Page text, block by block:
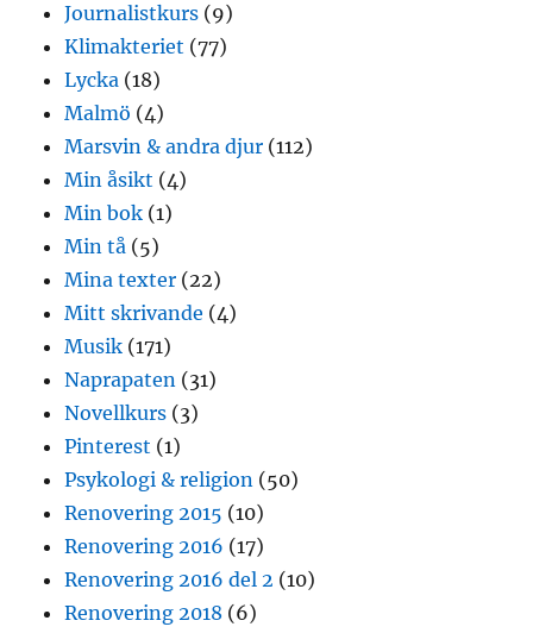
Journalistkurs (9)
Klimakteriet (77)
Lycka (18)
Malmö (4)
Marsvin & andra djur (112)
Min åsikt (4)
Min bok (1)
Min tå (5)
Mina texter (22)
Mitt skrivande (4)
Musik (171)
Naprapaten (31)
Novellkurs (3)
Pinterest (1)
Psykologi & religion (50)
Renovering 2015 (10)
Renovering 2016 (17)
Renovering 2016 del 2 (10)
Renovering 2018 (6)